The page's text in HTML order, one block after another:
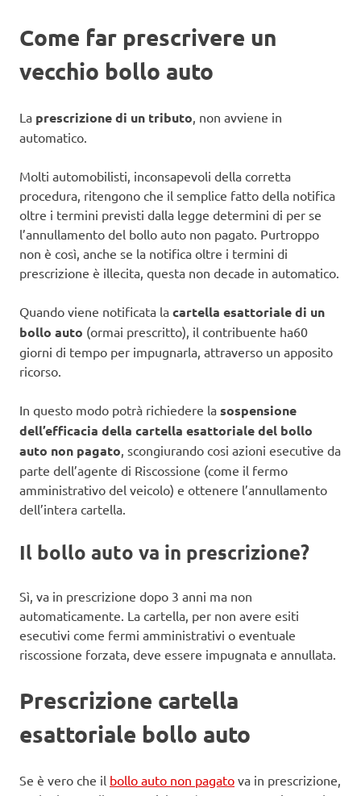
Come far prescrivere un
vecchio bollo auto
La prescrizione di un tributo , non avviene in
automatico.
Molti automobilisti, inconsapevoli della corretta
procedura, ritengono che il semplice fatto della notifica
oltre i termini previsti dalla legge determini di per se
l’annullamento del bollo auto non pagato. Purtroppo
non è così, anche se la notifica oltre i termini di
prescrizione è illecita, questa non decade in automatico.
Quando viene notificata la cartella esattoriale di un
bollo auto (ormai prescritto), il contribuente ha60
giorni di tempo per impugnarla, attraverso un apposito
ricorso.
In questo modo potrà richiedere la sospensione
dell’efficacia della cartella esattoriale del bollo
auto non pagato , scongiurando cosi azioni esecutive da
parte dell’agente di Riscossione (come il fermo
amministrativo del veicolo) e ottenere l’annullamento
dell’intera cartella.
Il bollo auto va in prescrizione?
Sì, va in prescrizione dopo 3 anni ma non
automaticamente. La cartella, per non avere esiti
esecutivi come fermi amministrativi o eventuale
riscossione forzata, deve essere impugnata e annullata.
Prescrizione cartella
esattoriale bollo auto
Se è vero che il bollo auto non pagato va in prescrizione,